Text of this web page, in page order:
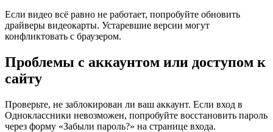
Если видео всё равно не работает, попробуйте обновить
драйверы видеокарты. Устаревшие версии могут
конфликтовать с браузером.
Проблемы с аккаунтом или доступом к
сайту
Проверьте, не заблокирован ли ваш аккаунт. Если вход в
Одноклассники невозможен, попробуйте восстановить пароль
через форму «Забыли пароль?» на странице входа.